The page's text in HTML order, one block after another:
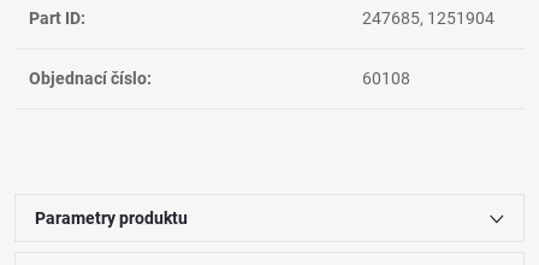
Part ID: 247685, 1251904
Objednací číslo: 60108
Parametry produktu